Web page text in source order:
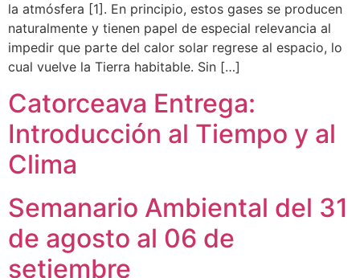
la atmósfera [1]. En principio, estos gases se producen
naturalmente y tienen papel de especial relevancia al
impedir que parte del calor solar regrese al espacio, lo
cual vuelve la Tierra habitable. Sin […]
Catorceava Entrega:
Introducción al Tiempo y al
Clima
Semanario Ambiental del 31
de agosto al 06 de
setiembre